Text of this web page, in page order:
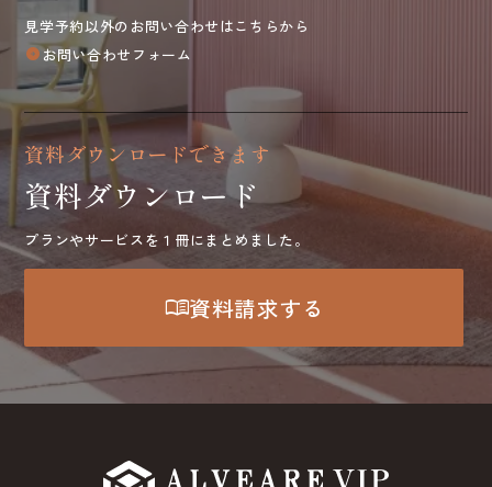
見学予約以外のお問い合わせはこちらから
arrow_circle_rightお問い合わせフォーム
資料ダウンロードできます
資料ダウンロード
プランやサービスを１冊にまとめました。
menu_book資料請求する